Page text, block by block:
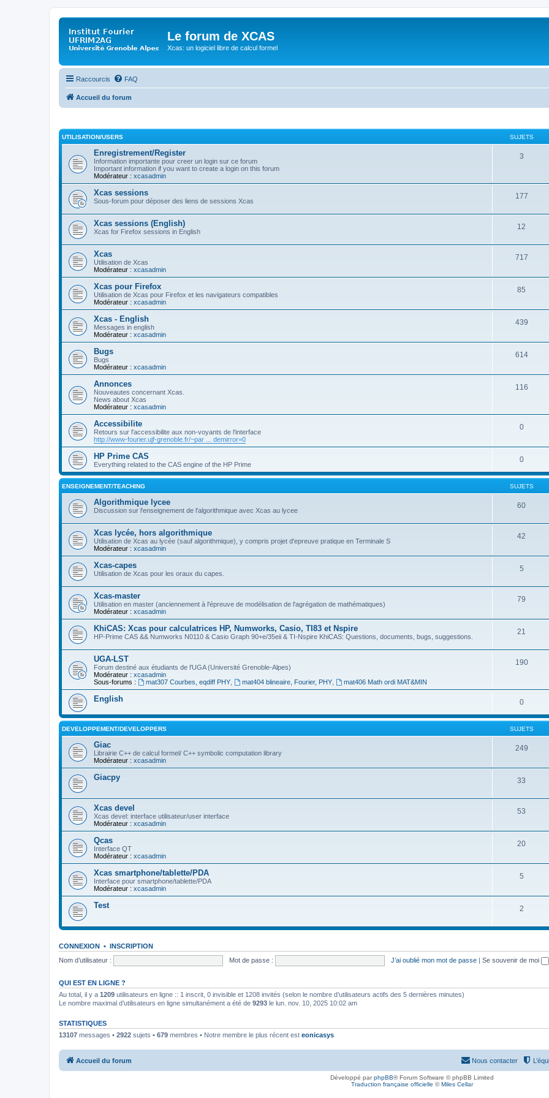
Le forum de XCAS
Xcas: un logiciel libre de calcul formel
Raccourcis FAQ
Accueil du forum
UTILISATION/USERS SUJETS
Enregistrement/Register
Information importante pour creer un login sur ce forum
Important information if you want to create a login on this forum
Modérateur : xcasadmin
3
Xcas sessions
Sous-forum pour déposer des liens de sessions Xcas
177
Xcas sessions (English)
Xcas for Firefox sessions in English
12
Xcas
Utilisation de Xcas
Modérateur : xcasadmin
717
Xcas pour Firefox
Utilisation de Xcas pour Firefox et les navigateurs compatibles
Modérateur : xcasadmin
85
Xcas - English
Messages in english
Modérateur : xcasadmin
439
Bugs
Bugs
Modérateur : xcasadmin
614
Annonces
Nouveautes concernant Xcas.
News about Xcas
Modérateur : xcasadmin
116
Accessibilite
Retours sur l'accessibilite aux non-voyants de l'interface
http://www-fourier.ujf-grenoble.fr/~par ... demirror=0
0
HP Prime CAS
Everything related to the CAS engine of the HP Prime
0
ENSEIGNEMENT/TEACHING SUJETS
Algorithmique lycee
Discussion sur l'enseignement de l'algorithmique avec Xcas au lycee
60
Xcas lycée, hors algorithmique
Utilisation de Xcas au lycée (sauf algorithmique), y compris projet d'epreuve pratique en Terminale S
Modérateur : xcasadmin
42
Xcas-capes
Utilisation de Xcas pour les oraux du capes.
5
Xcas-master
Utilisation en master (anciennement à l'épreuve de modélisation de l'agrégation de mathématiques)
Modérateur : xcasadmin
79
KhiCAS: Xcas pour calculatrices HP, Numworks, Casio, TI83 et Nspire
HP-Prime CAS && Numworks N0110 & Casio Graph 90+e/35eii & TI-Nspire KhiCAS: Questions, documents, bugs, suggestions.
21
UGA-LST
Forum destiné aux étudiants de l'UGA (Université Grenoble-Alpes)
Modérateur : xcasadmin
Sous-forums :
mat307 Courbes, eqdiff PHY, mat404 blineaire, Fourier, PHY, mat406 Math ordi MAT&MIN
190
English 0
DEVELOPPEMENT/DEVELOPPERS SUJETS
Giac
Librairie C++ de calcul formel/ C++ symbolic computation library
Modérateur : xcasadmin
249
Giacpy 33
Xcas devel
Xcas devel: interface utilisateur/user interface
Modérateur : xcasadmin
53
Qcas
Interface QT
Modérateur : xcasadmin
20
Xcas smartphone/tablette/PDA
Interface pour smartphone/tablette/PDA
Modérateur : xcasadmin
5
Test 2
CONNEXION • INSCRIPTION
Nom d’utilisateur :
Mot de passe : J’ai oublié mon mot de passe | Se souvenir de moi
QUI EST EN LIGNE ?
Au total, il y a 1209 utilisateurs en ligne :: 1 inscrit, 0 invisible et 1208 invités (selon le nombre d’utilisateurs actifs des 5 dernières minutes)
Le nombre maximal d’utilisateurs en ligne simultanément a été de 9293 le lun. nov. 10, 2025 10:02 am
STATISTIQUES
13107 messages • 2922 sujets • 679 membres • Notre membre le plus récent est eonicasys
Accueil du forum Nous contacter
Développé parphpBB® Forum Software © phpBB Limited
Traduction française officielle ©Miles Cellar